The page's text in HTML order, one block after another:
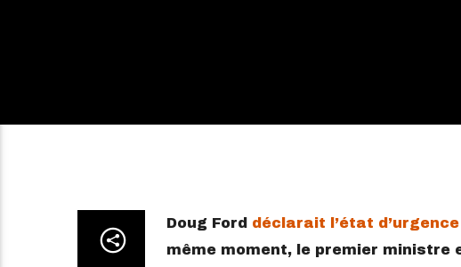
Doug‌ ‌Ford‌ ‌ déclarait‌ ‌l’état‌
‌même‌ ‌moment,‌ ‌le‌ ‌premier‌ ‌ministre‌